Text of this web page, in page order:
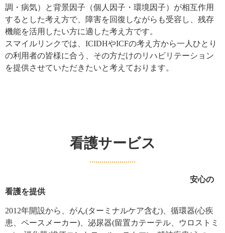
調・病気）と背景因子（個人因子・環境因子）が相互作用
するとした考え方で、障害を回復しながらも受容し、残存
機能を活用したい方に適した考え方です。
スマイルリンクでは、ICIDHやICFの考え方から一人ひとり
の利用者の皆様に合う、その方だけのリハビリテーション
を提供させていただきたいと考えております。
看護サービス
安心の
看護を提供
2012年開設から、がん(ターミナルケア含む)、循環器(心疾
患、ペースメーカー)、泌尿器(留置カテーテル、ウロストミ